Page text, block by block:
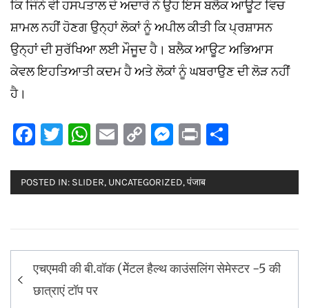
ਕਿ ਜਿੰਨੇ ਵੀ ਹਸਪਤਾਲ ਦੇ ਅਦਾਰੇ ਨੇ ਉਹ ਇਸ ਬਲੈਕ ਆਊਟ ਵਿਚ
ਸ਼ਾਮਲ ਨਹੀਂ ਹੋਣਗ ਉਨ੍ਹਾਂ ਲੋਕਾਂ ਨੂੰ ਅਪੀਲ ਕੀਤੀ ਕਿ ਪ੍ਰਸ਼ਾਸਨ
ਉਨ੍ਹਾਂ ਦੀ ਸੁਰੱਖਿਆ ਲਈ ਮੌਜੂਦ ਹੈ। ਬਲੈਕ ਆਊਟ ਅਭਿਆਸ
ਕੇਵਲ ਇਹਤਿਆਤੀ ਕਦਮ ਹੈ ਅਤੇ ਲੋਕਾਂ ਨੂੰ ਘਬਰਾਉਣ ਦੀ ਲੋੜ ਨਹੀਂ
ਹੈ।
Facebook
Twitter
WhatsApp
Email
CopyMessenger
Print
POSTED IN: SLIDER, UNCATEGORIZED,पंजाब
Post
navigation
एचएमवी की बी.वॉक (मेेंटल हैल्थ काउंसलिंग सेमेस्टर -5 की
छात्राएं टॉप पर